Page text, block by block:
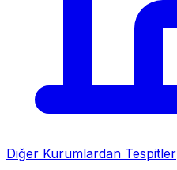
Diğer Kurumlardan Tespitler